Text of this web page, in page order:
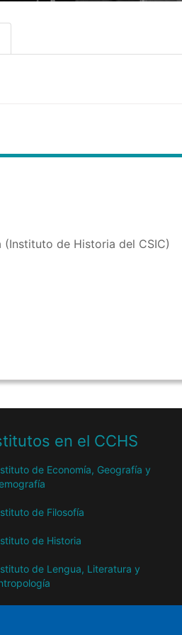
(Instituto de Historia del CSIC)
en el CCHS
de Economía, Geografía y
de Filosofía
de Historia
de Lengua, Literatura y